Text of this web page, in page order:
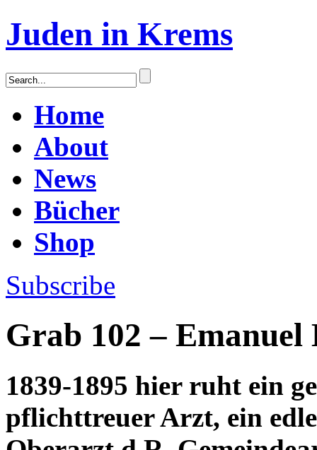
Juden in Krems
Home
About
News
Bücher
Shop
Subscribe
Grab 102 – Emanuel
1839-1895 hier ruht ein
pflichttreuer Arzt, ein